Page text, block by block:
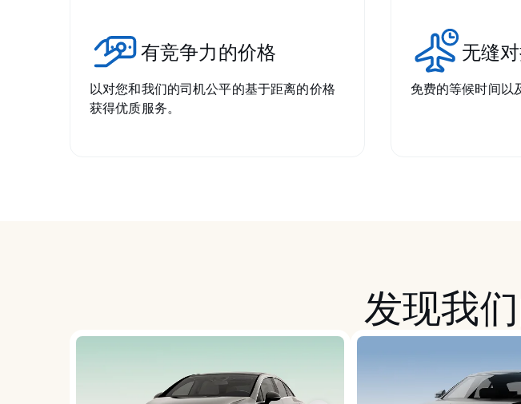
有竞争力的价格
以对您和我们的司机公平的基于距离的价格
获得优质服务。
无缝
免费的等候时间以
发现我